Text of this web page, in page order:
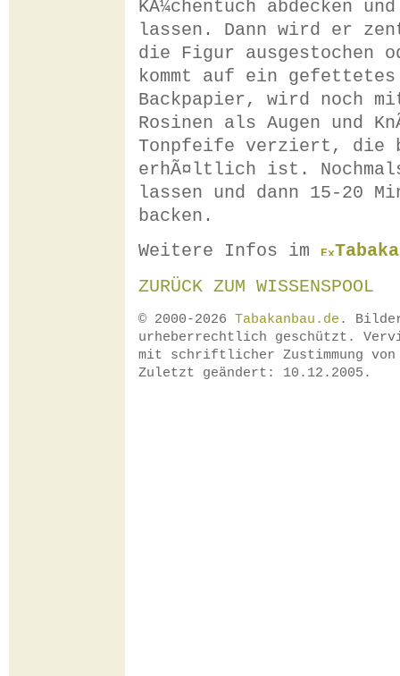
KÃ¼chentuch abdecken
lassen. Dann wird er
die Figur ausgestochen
kommt auf ein
Backpapier, wird noch
Rosinen als Augen und
Tonpfeife verziert, die
erhÃ¤ltlich ist.
lassen und dann 15-20
backen.
Weitere Infos im
ZURÜCK ZUM WISSENSPOOL
© 2000-2026 Tabakanbau.de .
urheberrechtlich geschützt.
mit schriftlicher Zustimmung
Zuletzt geändert: 10.12.2005.